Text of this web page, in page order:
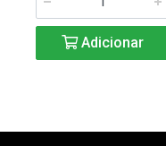
Adicionar